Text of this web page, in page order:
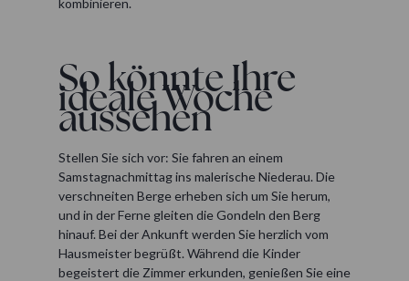
So könnte Ihre
ideale Woche
aussehen
Stellen Sie sich vor: Sie fahren an einem
Samstagnachmittag ins malerische Niederau. Die
verschneiten Berge erheben sich um Sie herum,
und in der Ferne gleiten die Gondeln den Berg
hinauf. Bei der Ankunft werden Sie herzlich vom
Hausmeister begrüßt. Während die Kinder
begeistert die Zimmer erkunden, genießen Sie eine